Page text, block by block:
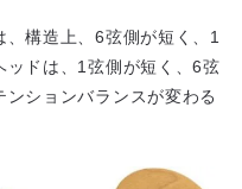
構造上、6弦側が短く、1
ドは、1弦側が短く、6弦
ションバランスが変わる